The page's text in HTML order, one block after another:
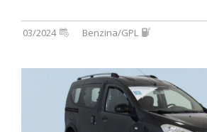
03/2024 Benzina/GPL